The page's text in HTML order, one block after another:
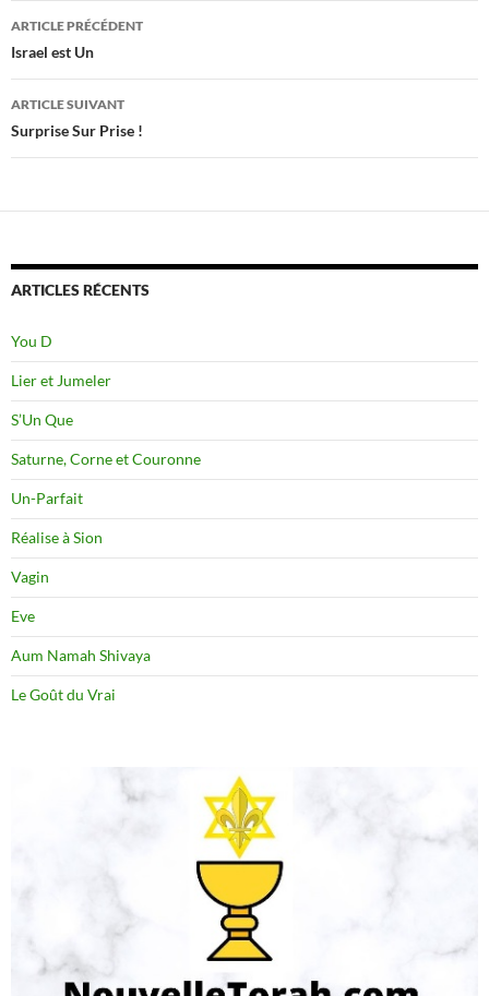
Navigation
des
articles
ARTICLE PRÉCÉDENT
Israel est Un
ARTICLE SUIVANT
Surprise Sur Prise !
ARTICLES RÉCENTS
You D
Lier et Jumeler
S’Un Que
Saturne, Corne et Couronne
Un-Parfait
Réalise à Sion
Vagin
Eve
Aum Namah Shivaya
Le Goût du Vrai